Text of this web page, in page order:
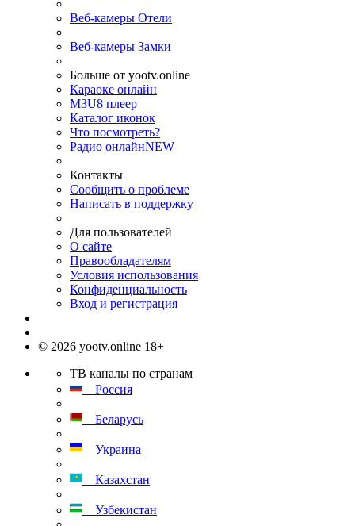
Веб-камеры Отели
Веб-камеры Замки
Больше от yootv.online
Караоке онлайн
M3U8 плеер
Каталог иконок
Что посмотреть?
Радио онлайнNEW
Контакты
Сообщить о проблеме
Написать в поддержку
Для пользователей
О сайте
Правообладателям
Условия использования
Конфиденциальность
Вход и регистрация
© 2026 yootv.online 18+
ТВ каналы по странам
Россия
Беларусь
Украина
Казахстан
Узбекистан